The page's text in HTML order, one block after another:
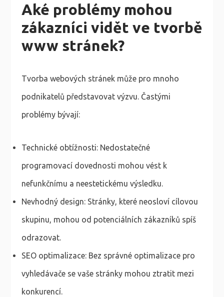
Aké problémy mohou
zákazníci vidět ve tvorbě
www stránek?
Tvorba webových stránek může pro mnoho
podnikatelů představovat výzvu. Častými
problémy bývají:
Technické obtížnosti: Nedostatečné
programovací dovednosti mohou vést k
nefunkčnímu a neestetickému výsledku.
Nevhodný design: Stránky, které neosloví cílovou
skupinu, mohou od potenciálních zákazníků spíš
odrazovat.
SEO optimalizace: Bez správné optimalizace pro
vyhledávače se vaše stránky mohou ztratit mezi
konkurencí.